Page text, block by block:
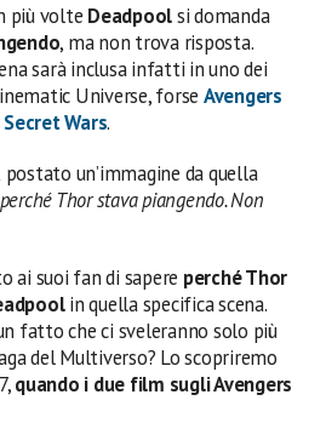
più volte Deadpoolsi domanda
, ma non trova risposta.
sarà inclusa infatti in uno dei
Universe, forse Avengers
Wars.
postato un’immagine da quella
Thor stava piangendo. Non
ai suoi fan di sapere perché Thor
in quella specifica scena.
fatto che ci sveleranno solo più
del Multiverso? Lo scopriremo
quando i due film sugli Avengers